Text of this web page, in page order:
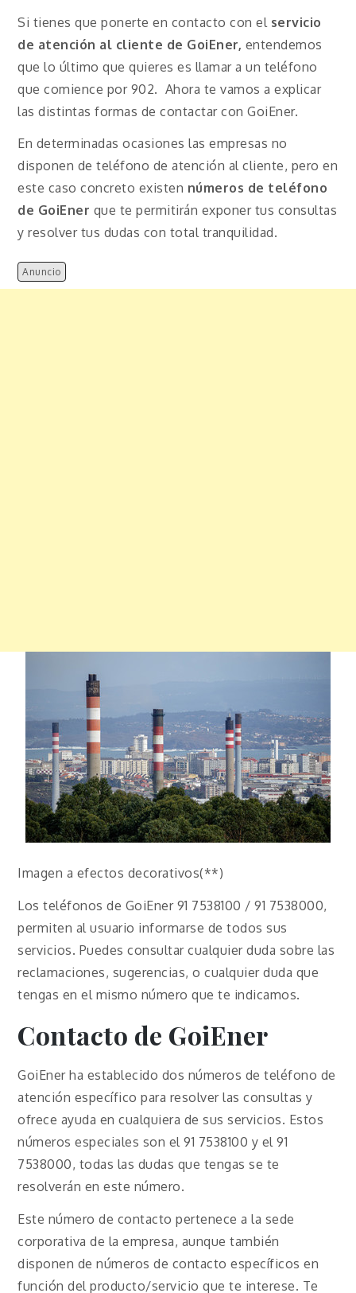
Si tienes que ponerte en contacto con el servicio
de atención al cliente de GoiEner, entendemos
que lo último que quieres es llamar a un teléfono
que comience por 902. Ahora te vamos a explicar
las distintas formas de contactar con GoiEner.
En determinadas ocasiones las empresas no
disponen de teléfono de atención al cliente, pero en
este caso concreto existen números de teléfono
de GoiEner que te permitirán exponer tus consultas
y resolver tus dudas con total tranquilidad.
Anuncio
Imagen a efectos decorativos(**)
Los teléfonos de GoiEner 91 7538100 / 91 7538000,
permiten al usuario informarse de todos sus
servicios. Puedes consultar cualquier duda sobre las
reclamaciones, sugerencias, o cualquier duda que
tengas en el mismo número que te indicamos.
Contacto de GoiEner
GoiEner ha establecido dos números de teléfono de
atención específico para resolver las consultas y
ofrece ayuda en cualquiera de sus servicios. Estos
números especiales son el 91 7538100 y el 91
7538000, todas las dudas que tengas se te
resolverán en este número.
Este número de contacto pertenece a la sede
corporativa de la empresa, aunque también
disponen de números de contacto específicos en
función del producto/servicio que te interese. Te